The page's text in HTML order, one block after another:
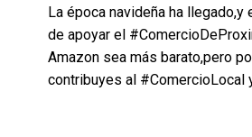
La época navideña ha llegado,y
de apoyar el
Amazon sea más barato,pero
contribuyes al #ComercioLocal